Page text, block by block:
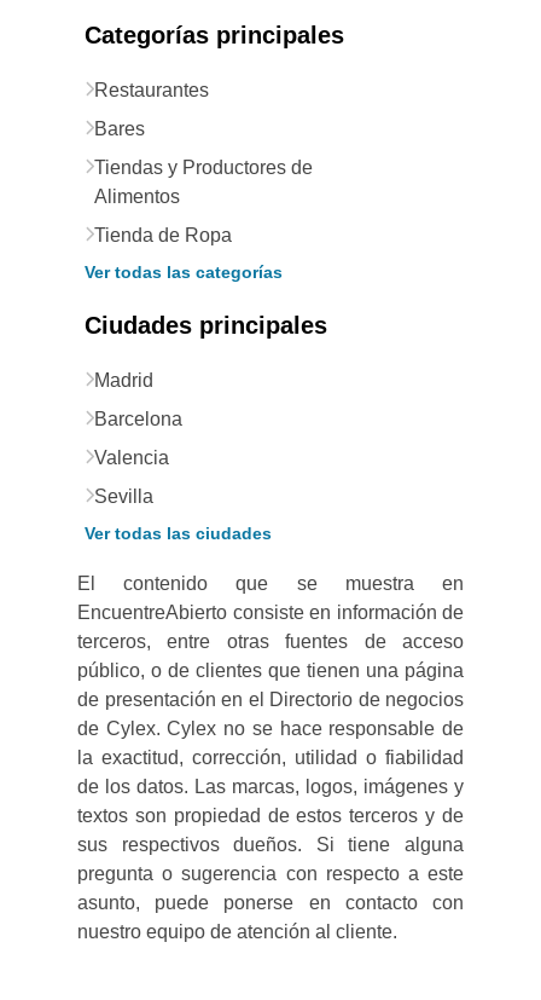
Categorías principales
Restaurantes
Bares
Tiendas y Productores de
Alimentos
Tienda de Ropa
Ver todas las categorías
Ciudades principales
Madrid
Barcelona
Valencia
Sevilla
Ver todas las ciudades
El contenido que se muestra en
EncuentreAbierto consiste en información de
terceros, entre otras fuentes de acceso
público, o de clientes que tienen una página
de presentación en el Directorio de negocios
de Cylex. Cylex no se hace responsable de
la exactitud, corrección, utilidad o fiabilidad
de los datos. Las marcas, logos, imágenes y
textos son propiedad de estos terceros y de
sus respectivos dueños. Si tiene alguna
pregunta o sugerencia con respecto a este
asunto, puede ponerse en contacto con
nuestro equipo de atención al cliente.